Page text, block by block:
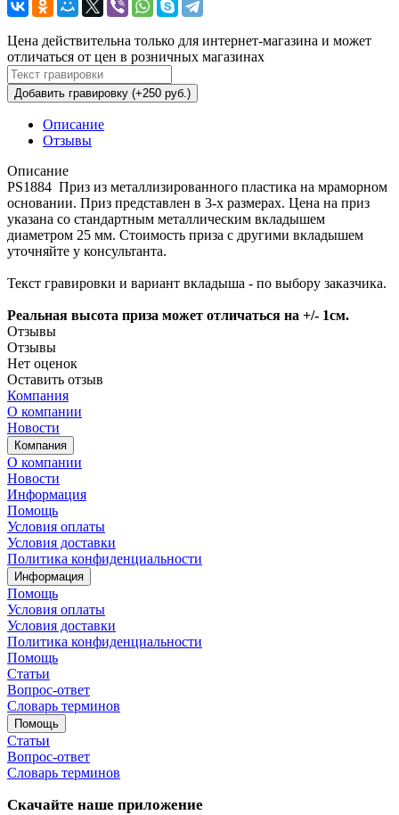
Цена действительна только для интернет-магазина и может
отличаться от цен в розничных магазинах
Добавить гравировку (+250 руб.)
Описание
Отзывы
Описание
PS1884 Приз из металлизированного пластика на мраморном
основании. Приз представлен в 3-х размерах. Цена на приз
указана со стандартным металлическим вкладышем
диаметром 25 мм. Стоимость приза с другими вкладышем
уточняйте у консультанта.
Текст гравировки и вариант вкладыша - по выбору заказчика.
Реальная высота приза может отличаться на +/- 1см.
Отзывы
Отзывы
Нет оценок
Оставить отзыв
Компания
О компании
Новости
Компания
О компании
Новости
Информация
Помощь
Условия оплаты
Условия доставки
Политика конфиденциальности
Информация
Помощь
Условия оплаты
Условия доставки
Политика конфиденциальности
Помощь
Статьи
Вопрос-ответ
Словарь терминов
Помощь
Статьи
Вопрос-ответ
Словарь терминов
Скачайте наше приложение